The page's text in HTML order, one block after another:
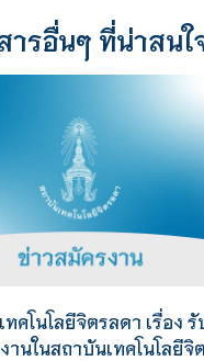
ารอื่นๆ ที่น่าสนใ
คโนโลยีจิตรลดา เรื่อง
นในสถาบันเทคโนโลยีจิ